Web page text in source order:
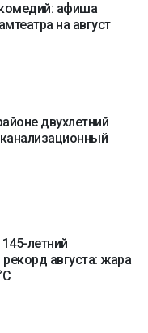
афиша
на август
двухлетний
летний
августа: жара